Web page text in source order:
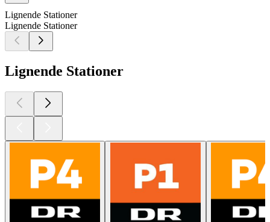
Lignende Stationer
Lignende Stationer
Lignende Stationer